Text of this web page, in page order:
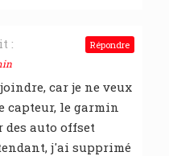
:
car je ne veux
capteur, le garmin
des auto offset
j'ai supprimé
Répondre